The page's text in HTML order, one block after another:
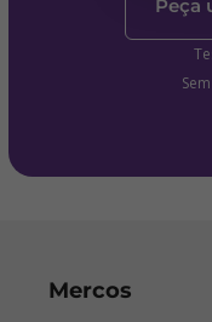
Peça
Mercos